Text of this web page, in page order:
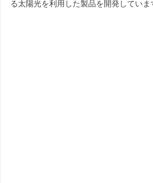
る太陽光を利用した製品を開発していま